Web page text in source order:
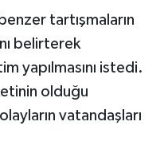
tartışmaların
belirterek
yapılmasını istedi.
olduğu
vatandaşları